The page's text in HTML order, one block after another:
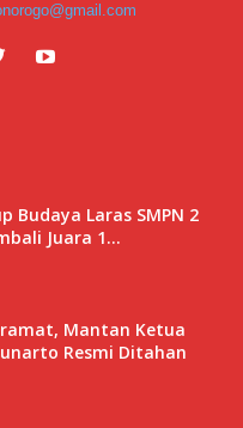
Budaya Laras SMPN 2
Juara 1...
Mantan Ketua
Resmi Ditahan